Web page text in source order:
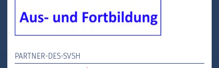
PARTNER-DES-SVSH